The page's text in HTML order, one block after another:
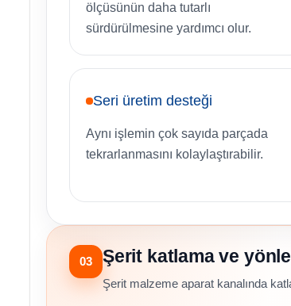
ölçüsünün daha tutarlı
sürdürülmesine yardımcı olur.
Seri üretim desteği
Aynı işlemin çok sayıda parçada
tekrarlanmasını kolaylaştırabilir.
03 Şerit katlama ve
Şerit malzeme aparat kanalında